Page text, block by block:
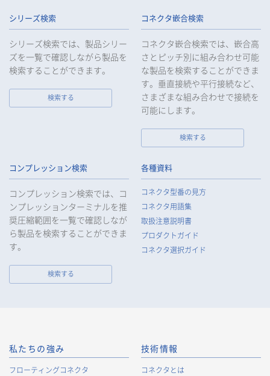
シリーズ検索
シリーズ検索では、製品シリー
ズを一覧で確認しながら製品を
検索することができます。
検索する
コネクタ嵌合検索
コネクタ嵌合検索では、嵌合高
さとピッチ別に組み合わせ可能
な製品を検索することができま
す。垂直接続や平行接続など、
さまざまな組み合わせで接続を
可能にします。
検索する
コンプレッション検索
コンプレッション検索では、コ
ンプレッションターミナルを推
奨圧縮範囲を一覧で確認しなが
ら製品を検索することができま
す。
検索する
各種資料
コネクタ型番の見方
コネクタ用語集
取扱注意説明書
プロダクトガイド
コネクタ選択ガイド
私たちの強み
フローティングコネクタ
技術情報
コネクタとは